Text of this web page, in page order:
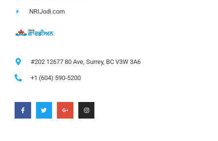
NRIJodi.com
#202 12677 80 Ave, Surrey, BC V3W 3A6
+1 (604) 590-5200